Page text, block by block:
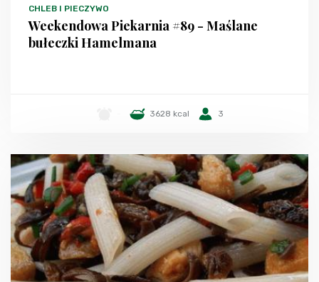
CHLEB I PIECZYWO
Weekendowa Piekarnia #89 - Maślane
bułeczki Hamelmana
3628 kcal 3